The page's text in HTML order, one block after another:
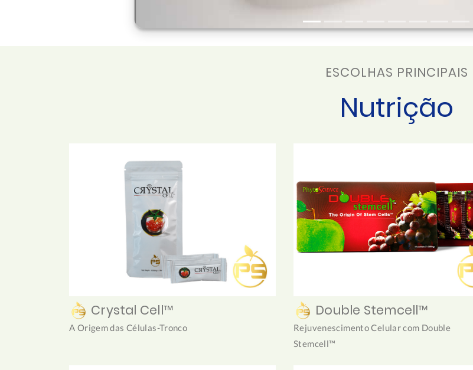
ESCOLHAS PRINCIPAIS
Nutrição
Crystal Cell™
A Origem das Células-Tronco
Double Stemcell™
Rejuvenescimento Celular com Double
Stemcell™